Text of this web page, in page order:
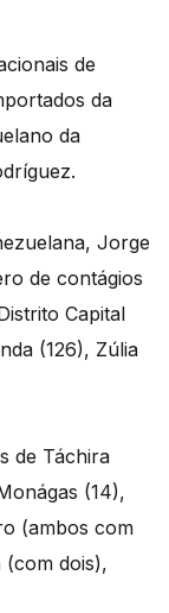
de
da
da
Jorge
de contágios
Capital
(126), Zúlia
de Táchira
(14),
(ambos com
dois),